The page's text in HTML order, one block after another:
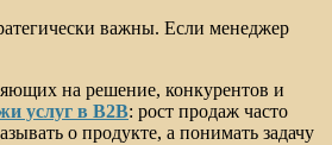
важны. Если менеджер
на решение, конкурентов и
услуг в B2B: рост продаж часто
о продукте, а понимать задачу